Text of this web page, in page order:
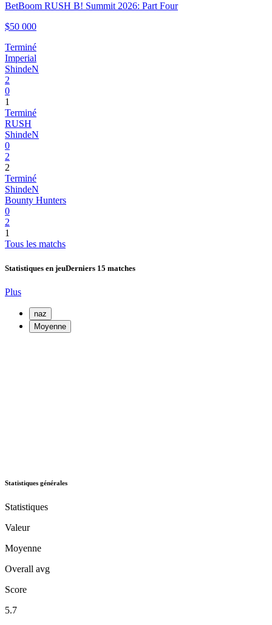
BetBoom RUSH B! Summit 2026: Part Four
$50 000
Terminé
Imperial
ShindeN
2
0
1
Terminé
RUSH
ShindeN
0
2
2
Terminé
ShindeN
Bounty Hunters
0
2
1
Tous les matchs
Statistiques en jeuDerniers 15 matches
Plus
naz
Moyenne
Statistiques générales
Statistiques
Valeur
Moyenne
Overall avg
Score
5.7